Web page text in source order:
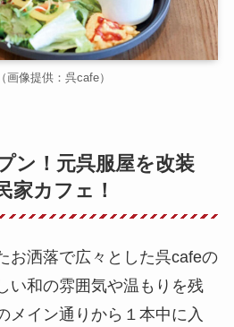
像提供：呉cafe）
ン！元呉服屋を改装
家カフェ！
お洒落で広々とした呉cafeの
い和の雰囲気や温もりを残
メイン通りから１本中に入